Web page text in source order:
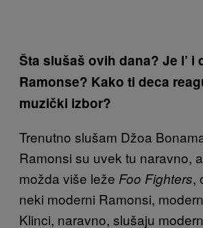
Šta slušaš ovih dana? Je l’ i
Ramonse? Kako ti deca
muzički izbor?
Trenutno slušam Džoa
Ramonsi su uvek tu naravno,
možda više leže Foo Fighters,
neki moderni Ramonsi,
Klinci, naravno, slušaju